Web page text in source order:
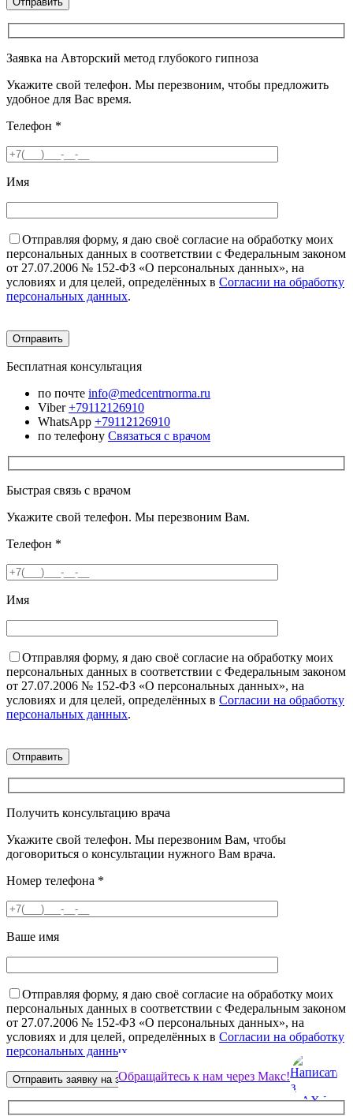
Заявка на Авторский метод глубокого гипноза
Укажите свой телефон. Мы перезвоним, чтобы предложить
удобное для Вас время.
Телефон *
Имя
Отправляя форму, я даю своё согласие на обработку моих
персональных данных в соответствии с Федеральным законом
от 27.07.2006 № 152-ФЗ «О персональных данных», на
условиях и для целей, определённых в Согласии на обработку
персональных данных.
Бесплатная консультация
по почте info@medcentrnorma.ru
Viber +79112126910
WhatsApp +79112126910
по телефону Связаться с врачом
Быстрая связь с врачом
Укажите свой телефон. Мы перезвоним Вам.
Телефон *
Имя
Отправляя форму, я даю своё согласие на обработку моих
персональных данных в соответствии с Федеральным законом
от 27.07.2006 № 152-ФЗ «О персональных данных», на
условиях и для целей, определённых в Согласии на обработку
персональных данных.
Получить консультацию врача
Укажите свой телефон. Мы перезвоним Вам, чтобы
договориться о консультации нужного Вам врача.
Номер телефона *
Ваше имя
Отправляя форму, я даю своё согласие на обработку моих
персональных данных в соответствии с Федеральным законом
от 27.07.2006 № 152-ФЗ «О персональных данных», на
условиях и для целей, определённых в Согласии на обработку
персональных данных
Обращайтесь к нам через Макс!